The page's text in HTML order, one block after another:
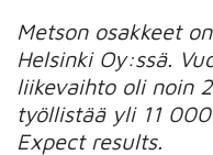
Metson osakkeet
Helsinki Oy:ssä.
liikevaihto oli noin
työllistää yli 11
Expect results.